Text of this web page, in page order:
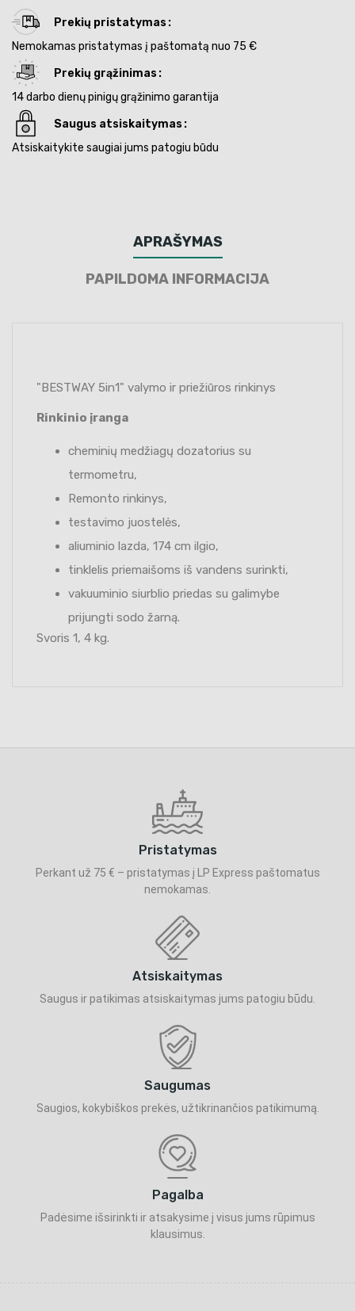
Prekių pristatymas
Nemokamas pristatymas į paštomatą nuo 75 €
Prekių grąžinimas
14 darbo dienų pinigų grąžinimo garantija
Saugus atsiskaitymas
Atsiskaitykite saugiai jums patogiu būdu
APRAŠYMAS
PAPILDOMA INFORMACIJA
"BESTWAY 5in1" valymo ir priežiūros rinkinys
Rinkinio įranga
cheminių medžiagų dozatorius su
termometru,
Remonto rinkinys,
testavimo juostelės,
aliuminio lazda, 174 cm ilgio,
tinklelis priemaišoms iš vandens surinkti,
vakuuminio siurblio priedas su galimybe
prijungti sodo žarną.
Svoris 1, 4 kg.
Pristatymas
Perkant už 75 € – pristatymas į LP Express paštomatus
nemokamas.
Atsiskaitymas
Saugus ir patikimas atsiskaitymas jums patogiu būdu.
Saugumas
Saugios, kokybiškos prekės, užtikrinančios patikimumą.
Pagalba
Padėsime išsirinkti ir atsakysime į visus jums rūpimus
klausimus.